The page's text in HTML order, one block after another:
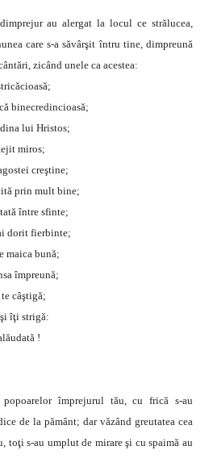
au alergat la locul ce strălucea,
care s-a săvârşit întru tine, dimpreună
zicând unele ca acestea:
binecredincioasă;
lui Hristos;
miros;
creştine;
prin mult bine;
între sfinte;
dorit fierbinte;
maica bună;
împreună;
câştigă;
îţi strigă:
!
împrejurul tău, cu frică s-au
de la pământ; dar văzând greutatea cea
toţi s-au umplut de mirare şi cu spaimă au